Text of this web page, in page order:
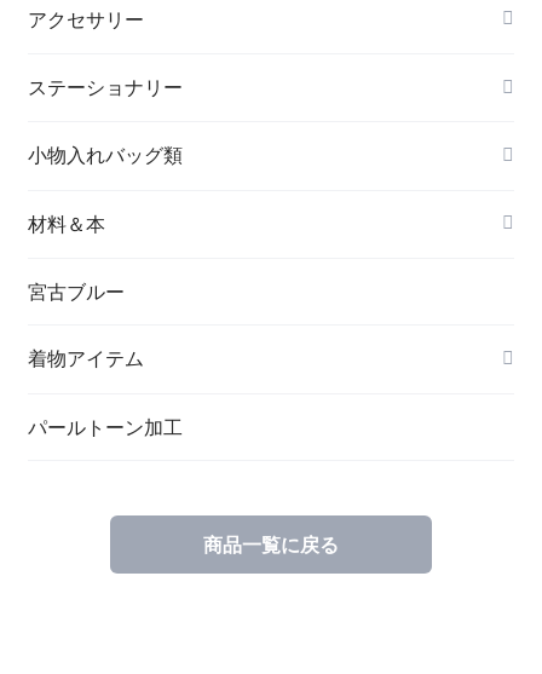
長財布
アクセサリー
イヤリング＆ピアス
バングル＆ブレスレット
ペンダント
ブローチ
ステーショナリー
名刺入れ
メッセージカード
一筆箋
小物入れバッグ類
バッグ
材料＆本
ハンドメイドキット
宮古ブルー
着物アイテム
パールトーン加工
商品一覧に戻る